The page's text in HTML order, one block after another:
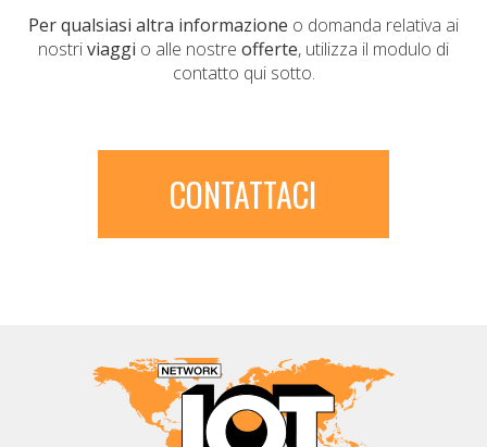
Per qualsiasi altra informazione o domanda relativa ai
nostriviaggi o alle nostre offerte, utilizza il modulo di
contatto qui sotto.
CONTATTACI